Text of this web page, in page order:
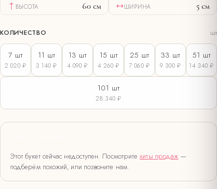
ВЫСОТА 60 см ШИРИНА 5 см
КОЛИЧЕСТВО шт
7 шт
2 020 ₽
11 шт
3 140 ₽
13 шт
4 090 ₽
15 шт
4 260 ₽
25 шт
7 060 ₽
33 шт
9 300 ₽
51 шт
14 340 ₽
101 шт
28 340 ₽
Этот букет сейчас недоступен. Посмотритехиты продаж —
подберём похожий, или позвоните нам.